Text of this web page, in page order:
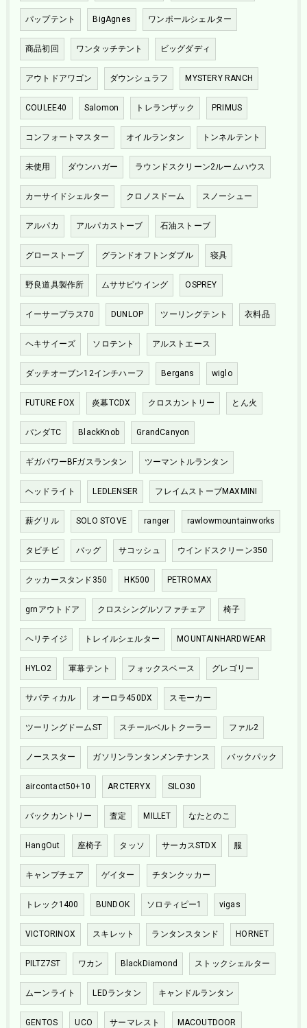
パップテント BigAgnes ワンポールシェルター
商品初回 ワンタッチテント ビッグダディ
アウトドアワゴン ダウンシュラフ MYSTERY RANCH
COULEE40 Salomon トレランザック PRIMUS
コンフォートマスター オイルランタン トンネルテント
未使用 ダウンハガー ラウンドスクリーン2ルームハウス
カーサイドシェルター クロノスドーム スノーシュー
アルパカ アルパカストーブ 石油ストーブ
グローストーブ グランドオフトンダブル 寝具
野良道具製作所 ムササビウイング OSPREY
イーサープラス70 DUNLOP ツーリングテント 衣料品
ヘキサイーズ ソロテント アルストエース
ダッチオーブン12インチハーフ Bergans wiglo
FUTURE FOX 炎幕TCDX クロスカントリー とん火
パンダTC BlackKnob GrandCanyon
ギガパワーBFガスランタン ツーマントルランタン
ヘッドライト LEDLENSER フレイムストーブMAXMINI
薪グリル SOLO STOVE ranger rawlowmountainworks
タビチビ バッグ サコッシュ ウインドスクリーン350
クッカースタンド350 HK500 PETROMAX
grnアウトドア クロスシングルソファチェア 椅子
ヘリテイジ トレイルシェルター MOUNTAINHARDWEAR
HYLO2 軍幕テント フォックスベース グレゴリー
サバティカル オーロラ450DX スモーカー
ツーリングドームST スチールベルトクーラー ファル2
ノーススター ガソリンランタンメンテナンス バックパック
aircontact50+10 ARCTERYX SILO30
バックカントリー 査定 MILLET なたとのこ
HangOut 座椅子 タッソ サーカスSTDX 服
キャンプチェア ゲイター チタンクッカー
トレック1400 BUNDOK ソロティピー1 vigas
VICTORINOX スキレット ランタンスタンド HORNET
PILTZ7ST ワカン BlackDiamond ストックシェルター
ムーンライト LEDランタン キャンドルランタン
GENTOS UCO サーマレスト MACOUTDOOR